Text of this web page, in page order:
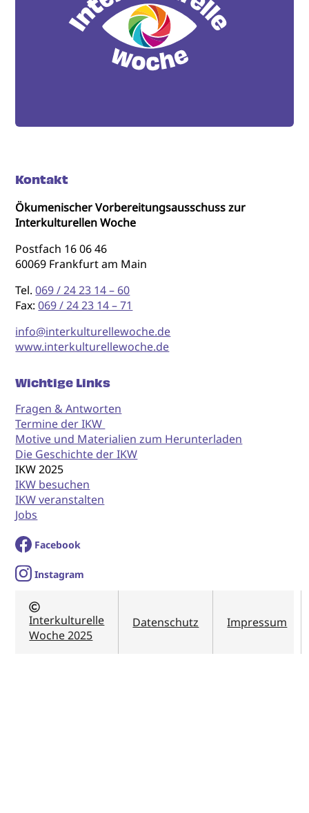
Kontakt
Ökumenischer Vorbereitungsausschuss zur
Interkulturellen Woche
Postfach 16 06 46
60069 Frankfurt am Main
Tel.069 / 24 23 14 – 60
Fax:069 / 24 23 14 – 71
info@interkulturellewoche.de
www.interkulturellewoche.de
Wichtige Links
Fragen & Antworten
Termine der IKW
Motive und Materialien zum Herunterladen
Die Geschichte der IKW
IKW 2025
IKW besuchen
IKW veranstalten
Jobs
Facebook
Instagram
Interkulturelle
Woche 2025
Datenschutz Impressum